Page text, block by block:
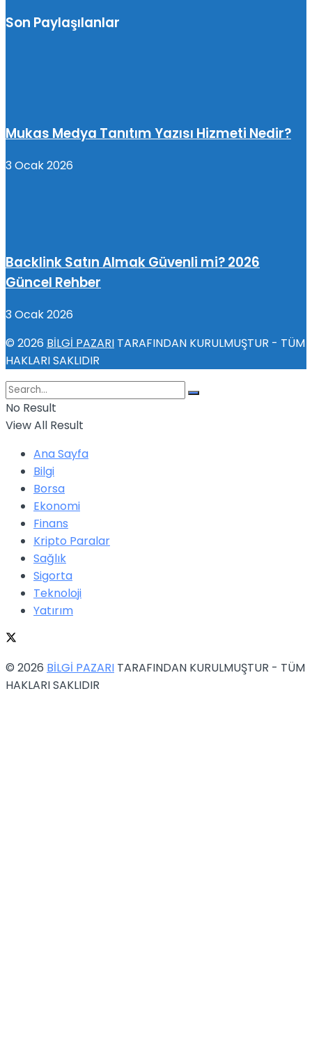
Son Paylaşılanlar
Mukas Medya Tanıtım Yazısı Hizmeti Nedir?
3 Ocak 2026
Backlink Satın Almak Güvenli mi? 2026
Güncel Rehber
3 Ocak 2026
© 2026 BİLGİ PAZARI TARAFINDAN KURULMUŞTUR - TÜM
HAKLARI SAKLIDIR
No Result
View All Result
Ana Sayfa
Bilgi
Borsa
Ekonomi
Finans
Kripto Paralar
Sağlık
Sigorta
Teknoloji
Yatırım
© 2026 BİLGİ PAZARI TARAFINDAN KURULMUŞTUR - TÜM
HAKLARI SAKLIDIR